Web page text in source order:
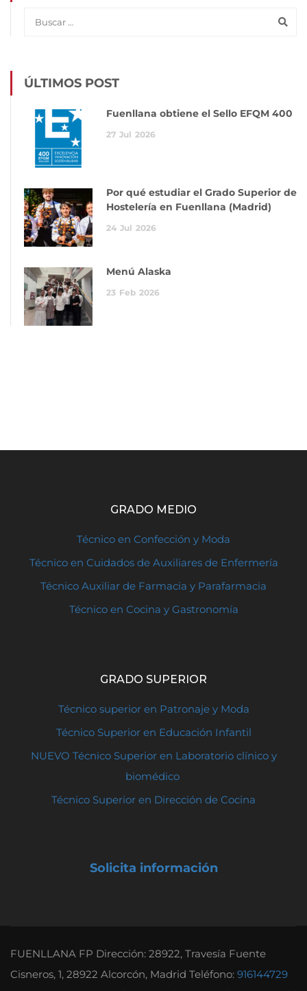
ÚLTIMOS POST
Fuenllana obtiene el Sello EFQM 400
27 Jul 2026
Por qué estudiar el Grado Superior de
Hostelería en Fuenllana (Madrid)
24 Jul 2026
Menú Alaska
23 Feb 2026
GRADO MEDIO
Técnico en Confección y Moda
Técnico en Cuidados de Auxiliares de Enfermería
Técnico Auxiliar de Farmacia y Parafarmacia
Técnico en Cocina y Gastronomía
GRADO SUPERIOR
Técnico superior en Patronaje y Moda
Técnico Superior en Educación Infantil
NUEVO Técnico Superior en Laboratorio clínico y
biomédico
Técnico Superior en Dirección de Cocina
Solicita información
FUENLLANA FP Dirección: 28922, Travesía Fuente
Cisneros, 1, 28922 Alcorcón, Madrid Teléfono: 916144729